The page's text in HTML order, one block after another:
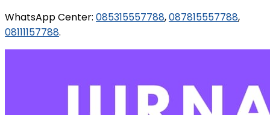
WhatsApp Center: 085315557788,087815557788,
08111157788.